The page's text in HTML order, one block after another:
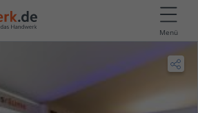
Menü